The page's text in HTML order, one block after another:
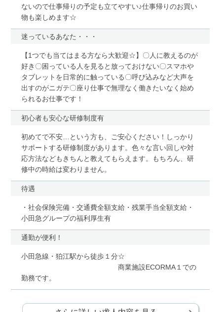
ないので仕事帰りの予定も立てやすい♪仕事帰りのお買い
物も楽しめます☆
迷っているあなた・・・
【1つでも当てはまる方なら大歓迎☆】〇人に教えるのが
好き〇困っている人を見ると放っておけない〇スマホや
タブレットを日常的に触っている〇呼び込みなど大声を
出すのがニガテ〇座り仕事で無理なく働きたいなく始め
られるお仕事です！
初心者も安心な研修制度有
初めてで不安…という方も、ご安心ください！しっかり
サポートする研修制度があります。色々な言い回しや対
応方法などもきちんと教えてもらえます。もちろん、研
修中の時給は変わりません。
待遇
・社会保険完備・交通費全額支給・残業手当全額支給・
小田急グループの福利厚生有
通勤が便利！
小田急線・狛江駅から徒歩１分☆
商業施設ECORMA１での
勤務です。